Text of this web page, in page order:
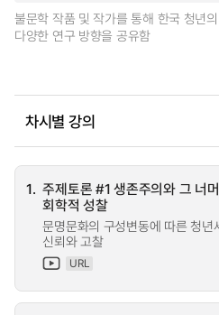
불문학 작품 및 작가를 통해 한국 청년
다양한 연구 방향을 공유함
차시별 강의
1. 주제토론 #1 생존주의와 그 너
회학적 성찰
문명문화의 구성변동에 따른 청
신뢰와 고찰
URL